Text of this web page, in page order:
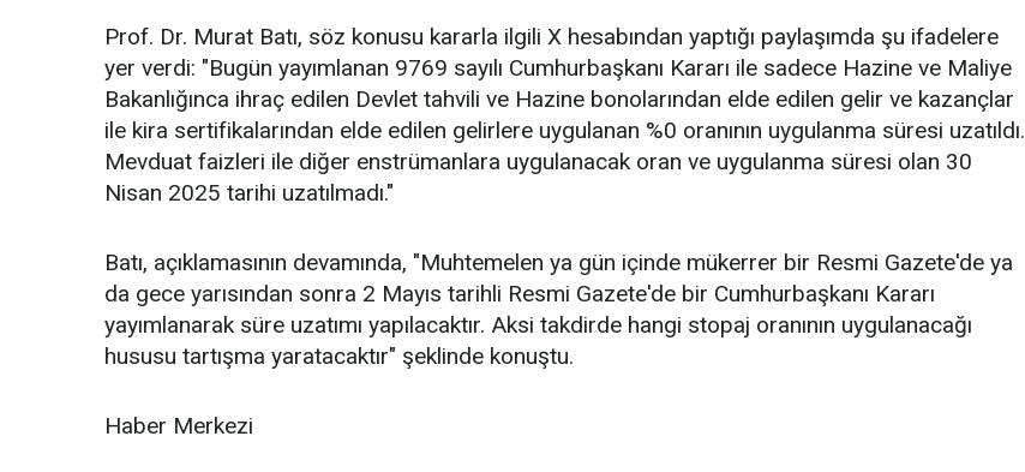
Prof. Dr. Murat Batı, söz konusu kararla ilgili X hesabından yaptığı paylaşımda şu ifadelere
yer verdi: "Bugün yayımlanan 9769 sayılı Cumhurbaşkanı Kararı ile sadece Hazine ve Maliye
Bakanlığınca ihraç edilen Devlet tahvili ve Hazine bonolarından elde edilen gelir ve kazançlar
ile kira sertifikalarından elde edilen gelirlere uygulanan %0 oranının uygulanma süresi uzatıldı.
Mevduat faizleri ile diğer enstrümanlara uygulanacak oran ve uygulanma süresi olan 30
Nisan 2025 tarihi uzatılmadı."
Batı, açıklamasının devamında, "Muhtemelen ya gün içinde mükerrer bir Resmi Gazete'de ya
da gece yarısından sonra 2 Mayıs tarihli Resmi Gazete'de bir Cumhurbaşkanı Kararı
yayımlanarak süre uzatımı yapılacaktır. Aksi takdirde hangi stopaj oranının uygulanacağı
hususu tartışma yaratacaktır" şeklinde konuştu.
Haber Merkezi